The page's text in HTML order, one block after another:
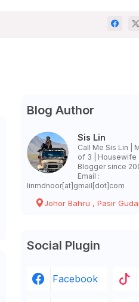
Blog Author
Sis Lin
Call Me Sis Lin |
of 3 | Housewife
Blogger since
Email :
linmdnoor[at]gmail[dot]com
Johor Bahru , Pasir
Social Plugin
Facebook